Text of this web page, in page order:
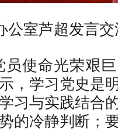
公室芦超发言交
员使命光荣艰
，学习党史是
习与实践结合
的冷静判断；